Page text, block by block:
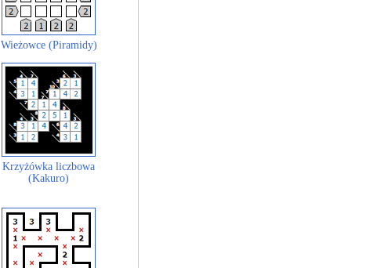
Wieżowce (Piramidy)
Krzyżówka liczbowa
(Kakuro)